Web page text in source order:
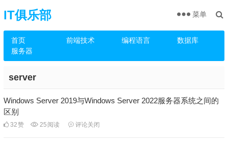
IT俱乐部
首页 前端技术 编程语言
数据库
服务器
菜单
server
Windows Server 2019与Windows Server 2022服务器系统之间的
区别
32赞 25 阅读 评论关闭